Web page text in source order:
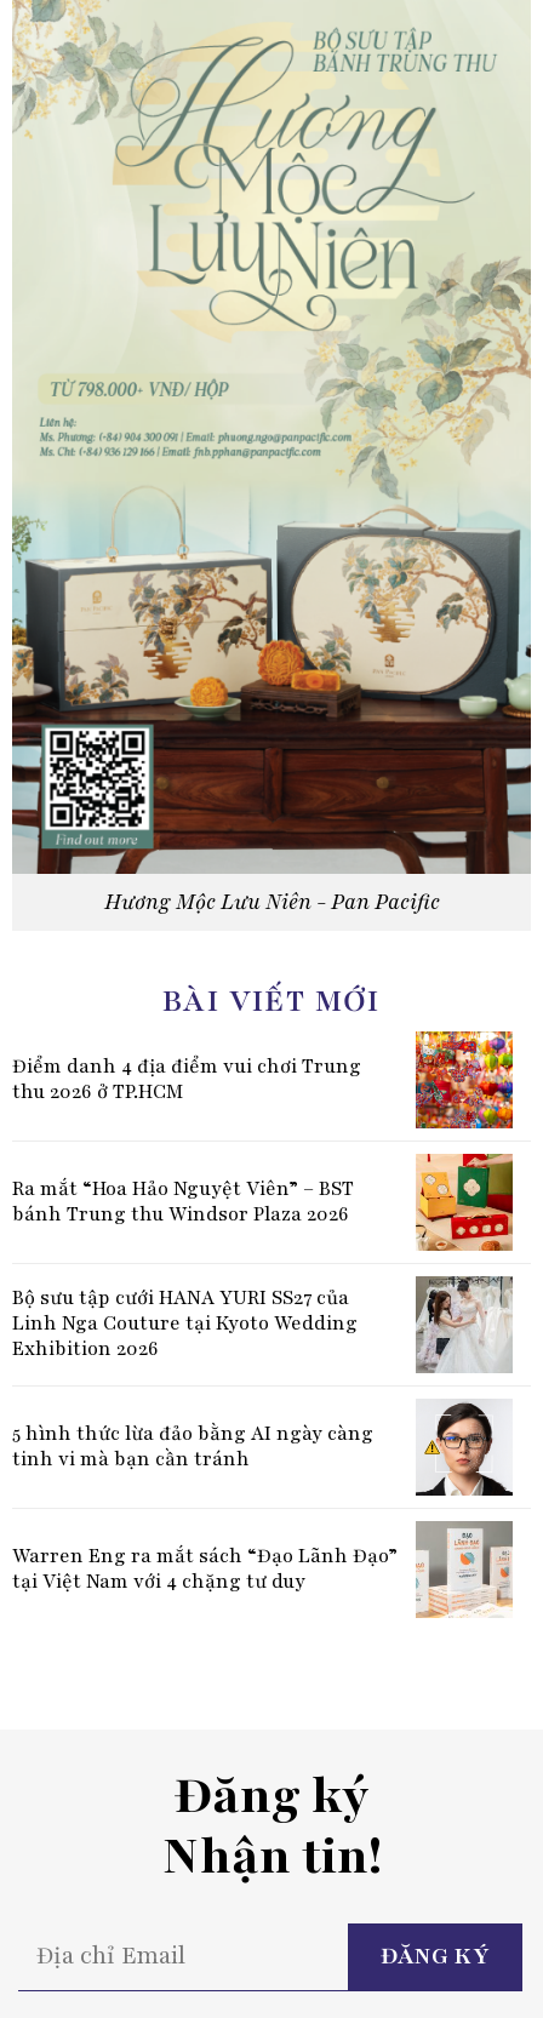
Hương Mộc Lưu Niên - Pan Pacific
BÀI VIẾT MỚI
Điểm danh 4 địa điểm vui chơi Trung
thu 2026 ở TP.HCM
Ra mắt “Hoa Hảo Nguyệt Viên” – BST
bánh Trung thu Windsor Plaza 2026
Bộ sưu tập cưới HANA YURI SS27 của
Linh Nga Couture tại Kyoto Wedding
Exhibition 2026
5 hình thức lừa đảo bằng AI ngày càng
tinh vi mà bạn cần tránh
Warren Eng ra mắt sách “Đạo Lãnh Đạo”
tại Việt Nam với 4 chặng tư duy
Đăng ký
Nhận tin!